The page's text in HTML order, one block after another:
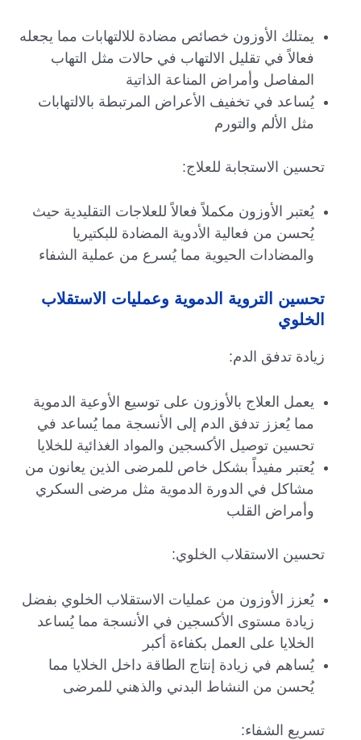
يمتلك الأوزون خصائص مضادة للالتهابات مما يجعله
فعالاً في تقليل الالتهاب في حالات مثل التهاب
المفاصل وأمراض المناعة الذاتية
يُساعد في تخفيف الأعراض المرتبطة بالالتهابات
مثل الألم والتورم
تحسين الاستجابة للعلاج:
يُعتبر الأوزون مكملاً فعالاً للعلاجات التقليدية حيث
يُحسن من فعالية الأدوية المضادة للبكتيريا
والمضادات الحيوية مما يُسرع من عملية الشفاء
تحسين التروية الدموية وعمليات الاستقلاب
الخلوي
زيادة تدفق الدم:
يعمل العلاج بالأوزون على توسيع الأوعية الدموية
مما يُعزز تدفق الدم إلى الأنسجة مما يُساعد في
تحسين توصيل الأكسجين والمواد الغذائية للخلايا
يُعتبر مفيداً بشكل خاص للمرضى الذين يعانون من
مشاكل في الدورة الدموية مثل مرضى السكري
وأمراض القلب
تحسين الاستقلاب الخلوي:
يُعزز الأوزون من عمليات الاستقلاب الخلوي بفضل
زيادة مستوى الأكسجين في الأنسجة مما يُساعد
الخلايا على العمل بكفاءة أكبر
يُساهم في زيادة إنتاج الطاقة داخل الخلايا مما
يُحسن من النشاط البدني والذهني للمرضى
تسريع الشفاء: